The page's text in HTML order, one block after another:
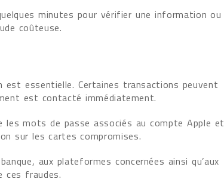
minutes pour vérifier une information ou
coûteuse.
est essentielle. Certaines transactions peuvent
est contacté immédiatement.
les mots de passe associés au compte Apple et
sur les cartes compromises.
aux plateformes concernées ainsi qu’aux
ces fraudes.